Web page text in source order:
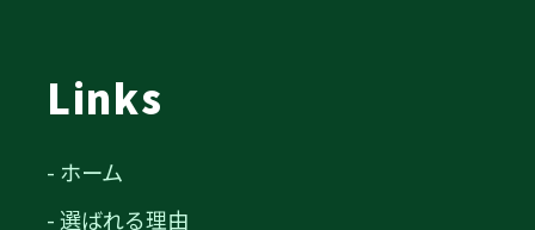
Links
- ホーム
- 選ばれる理由